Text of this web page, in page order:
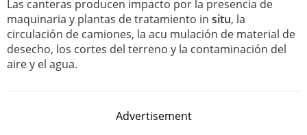
Las canteras producen impacto por la presencia de
maquinaria y plantas de tratamiento in situ, la
circulación de camiones, la acu mulación de material de
desecho, los cortes del terreno y la contaminación del
aire y el agua.
Advertisement